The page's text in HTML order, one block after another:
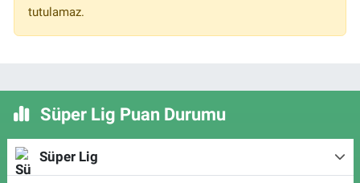
tutulamaz.
Süper Lig Puan Durumu
Süper Lig